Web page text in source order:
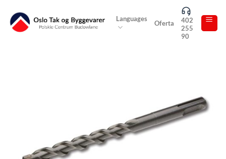
content
Languages
Oferta
402
255
90